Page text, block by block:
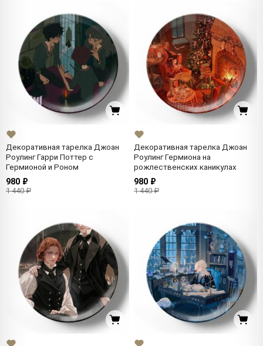
Декоративная тарелка Джоан
Роулинг Гарри Поттер с
Гермионой и Роном
980 ₽
1 440 ₽
Декоративная тарелка Джоан
Роулинг Гермиона на
рожлественских каникулах
980 ₽
1 440 ₽